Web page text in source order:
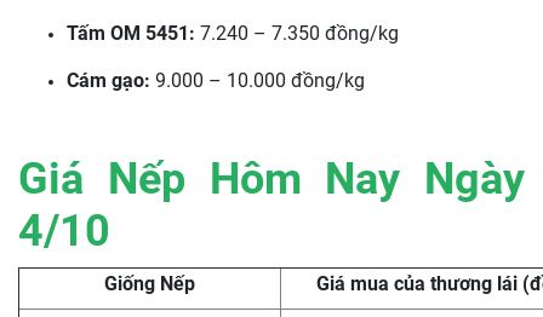
Tấm OM 5451: 7.240 – 7.350 đồng/kg
Cám gạo: 9.000 – 10.000 đồng/kg
Giá Nếp Hôm Nay Ngày
4/10
Giống Nếp
Giá mua của thương lái